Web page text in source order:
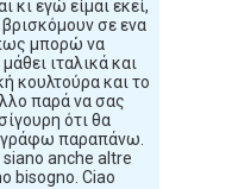
κι εγώ είμαι εκεί,
βρισκόμουν σε ενα
μπορώ να
ιταλικά και
κουλτούρα και το
παρά να σας
ότι θα
γράφω παραπάνω.
anche altre
bisogno. Ciao